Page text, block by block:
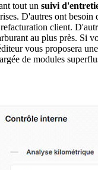
tout un suivi
D'autres ont besoin
client.
au plus près. Si
vous proposera
de modules